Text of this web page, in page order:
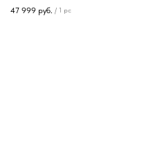
47 999 руб. / 1 pc